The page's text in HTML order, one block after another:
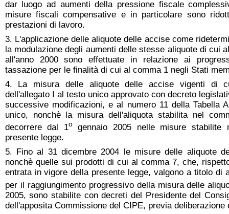
dar luogo ad aumenti della pressione fiscale
misure fiscali compensative e in particolare sono
prestazioni di lavoro.
3. L'applicazione delle aliquote delle accise come
la modulazione degli aumenti delle stesse aliquote di cui
all'anno 2000 sono effettuate in relazione ai
tassazione per le finalità di cui al comma 1 negli Stati
4. La misura delle aliquote delle accise vigenti di
dell'allegato I al testo unico approvato con decreto
successive modificazioni, e al numero 11 della Tabella
unico, nonchè la misura dell'aliquota stabilita nel
decorrere dal 1ogennaio 2005 nelle misure stabilite
presente legge.
5. Fino al 31 dicembre 2004 le misure delle aliquote
nonchè quelle sui prodotti di cui al comma 7, che,
entrata in vigore della presente legge, valgono a titolo di
per il raggiungimento progressivo della misura delle
2005, sono stabilite con decreti del Presidente del
dell'apposita Commissione del CIPE, previa